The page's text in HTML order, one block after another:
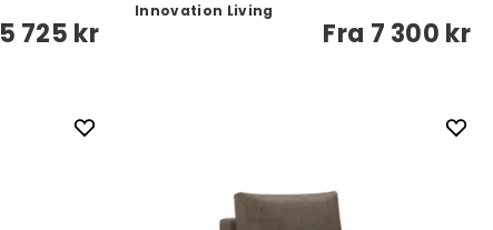
5 725 kr
Innovation Living
Fra 7 300 kr